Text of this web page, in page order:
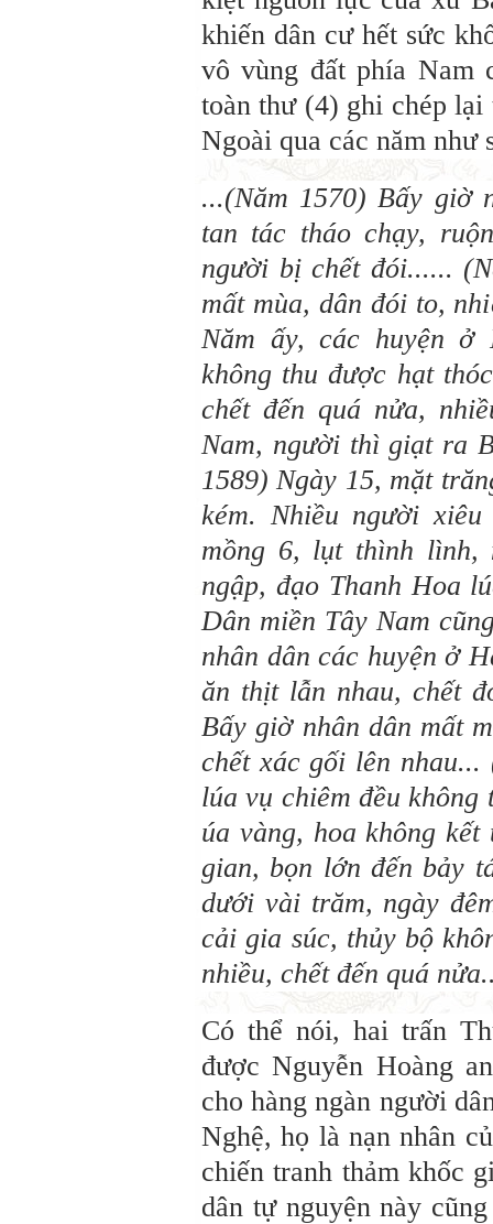
khiến dân cư hết sức
vô vùng đất phía Nam
toàn thư (4) ghi chép
Ngoài qua các năm như
...(Năm 1570) Bấy giờ
tan tác tháo chạy,
người bị chết đói......
mất mùa, dân đói to,
Năm ấy, các huyện ở
không thu được hạt
chết đến quá nửa,
Nam, người thì giạt ra
1589) Ngày 15, mặt
kém. Nhiều người
mồng 6, lụt thình lình,
ngập, đạo Thanh Hoa
Dân miền Tây Nam
nhân dân các huyện ở
ăn thịt lẫn nhau, chết
Bấy giờ nhân dân mất
chết xác gối lên
lúa vụ chiêm đều
úa vàng, hoa không
gian, bọn lớn đến bảy
dưới vài trăm, ngày
cải gia súc, thủy bộ
nhiều, chết đến quá
Có thể nói, hai trấn
được Nguyễn Hoàng
cho hàng ngàn người
Nghệ, họ là nạn nhân
chiến tranh thảm khốc
dân tự nguyện này